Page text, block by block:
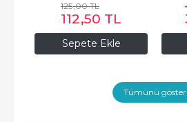
Sepete Ekle
125,00TL
112,50 TL
Tümünü göster